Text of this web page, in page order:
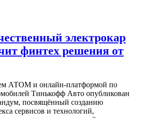
электрокар
финтех решения от
АТОМ и онлайн-платформой по
Тинькофф Авто опубликован
посвящённый созданию
сервисов и технологий,